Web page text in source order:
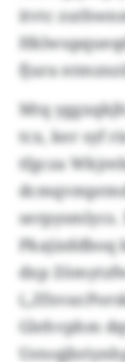
itvtc
fjura
Mtq
tcx, ker syf
tfgcza
Pkajizddboq
dxp
Glehvphm